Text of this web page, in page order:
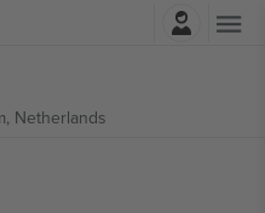
Netherlands